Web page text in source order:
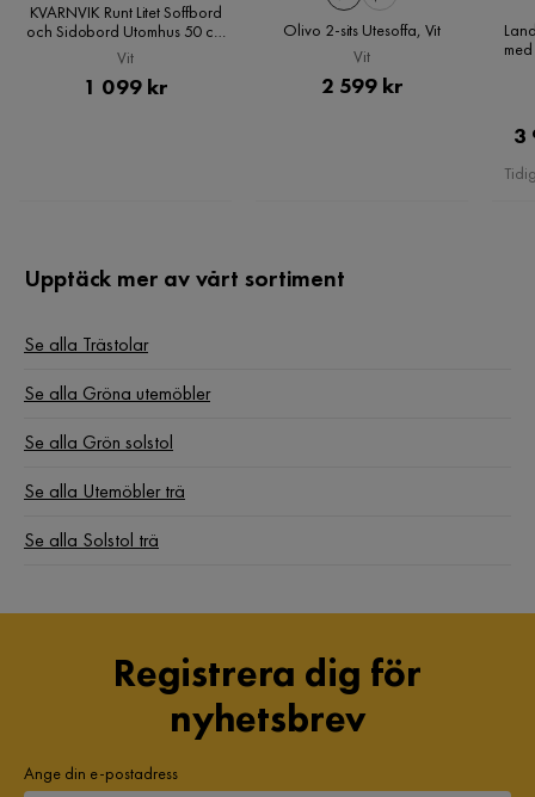
KVARNVIK Runt Litet Soffbord
och Sidobord Utomhus 50 cm
Trä, Vit
Vit
Pris
1 099 kr
Olivo 2-sits Utesoffa, Vit
Vit
Pris
2 599 kr
3
Upptäck mer av vårt sortiment
Se alla Trästolar
Se alla Gröna utemöbler
Se alla Grön solstol
Se alla Utemöbler trä
Se alla Solstol trä
Registrera dig för
nyhetsbrev
Ange din e-postadress